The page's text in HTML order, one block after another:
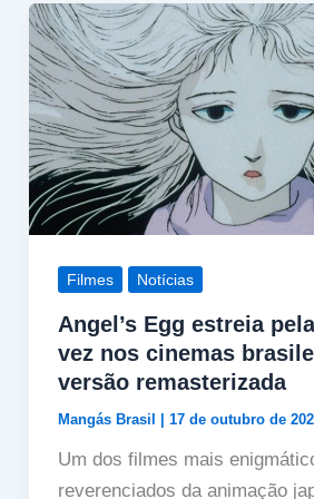
Filmes Notícias
Angel’s Egg estreia
vez nos cinemas
versão remasterizada
Mangás Brasil 17 de outubro de
Um dos filmes mais
reverenciados da animação